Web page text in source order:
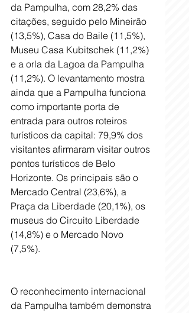
da Pampulha, com 28,2% das
citações, seguido pelo Mineirão
(13,5%), Casa do Baile (11,5%),
Museu Casa Kubitschek (11,2%)
e a orla da Lagoa da Pampulha
(11,2%). O levantamento mostra
ainda que a Pampulha funciona
como importante porta de
entrada para outros roteiros
turísticos da capital: 79,9% dos
visitantes afirmaram visitar outros
pontos turísticos de Belo
Horizonte. Os principais são o
Mercado Central (23,6%), a
Praça da Liberdade (20,1%), os
museus do Circuito Liberdade
(14,8%) e o Mercado Novo
(7,5%).
O reconhecimento internacional
da Pampulha também demonstra